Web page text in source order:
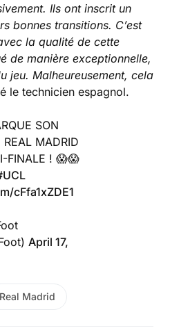
Ils ont inscrit un
bonnes transitions. C’est
la qualité de cette
de manière exceptionnelle,
jeu. Malheureusement, cela
le technicien espagnol.
SON
REAL MADRID
FINALE ! 😱😱
cFfa1xZDE1
April 17,
Real Madrid